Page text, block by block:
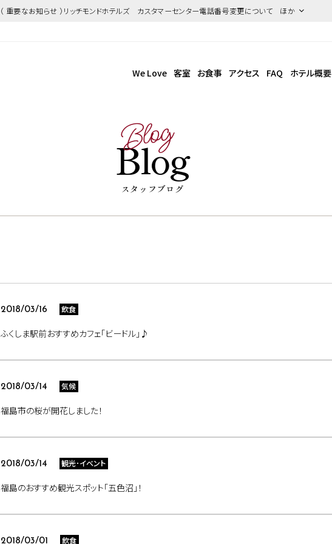
（ 重要なお知らせ ）リッチモンドホテルズ カスタマーセンター電話番号変更について ほか
We Love 客室 お食事 アクセス FAQ ホテル概要
Blog
Blog
スタッフブログ
2018/03/16 飲食
ふくしま駅前おすすめカフェ「ビードル」♪
2018/03/14 気候
福島市の桜が開花しました！
2018/03/14 観光･イベント
福島のおすすめ観光スポット｢五色沼｣！
2018/03/01 飲食